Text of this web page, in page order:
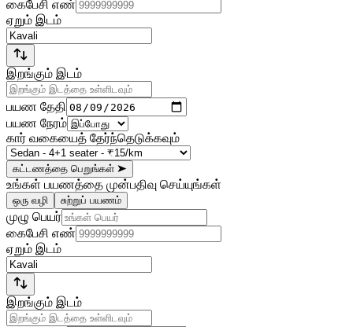
கைபேசி எண்
ஏறும் இடம்
இறங்கும் இடம்
பயண தேதி
பயண நேரம்
கார் வகையைத் தேர்ந்தெடுக்கவும்
கட்டணத்தை பெறுங்கள் ➤
உங்கள் பயணத்தை முன்பதிவு செய்யுங்கள்
ஒரு வழி சுற்றுப் பயணம்
முழு பெயர்
கைபேசி எண்
ஏறும் இடம்
இறங்கும் இடம்